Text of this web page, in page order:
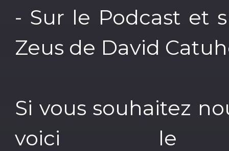
- Sur le Podcast et
Zeus de David
Si vous souhaitez
voici le